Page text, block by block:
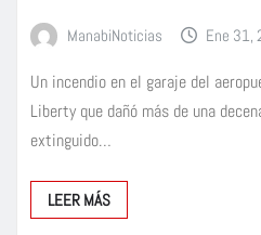
ManabiNoticias Ene 31,
Un incendio en el garaje del
Liberty que dañó más de una
extinguido…
LEER MÁS